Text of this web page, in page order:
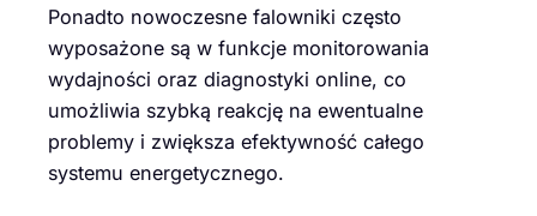
Ponadto nowoczesne falowniki często
wyposażone są w funkcje monitorowania
wydajności oraz diagnostyki online, co
umożliwia szybką reakcję na ewentualne
problemy i zwiększa efektywność całego
systemu energetycznego.